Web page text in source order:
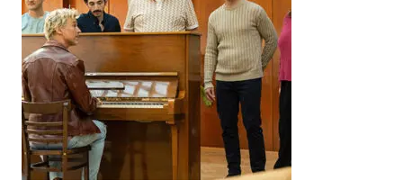
Anzeige
Anzeige